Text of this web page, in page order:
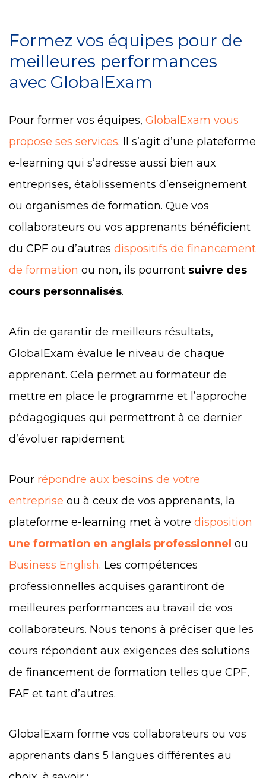
Formez vos équipes pour de
meilleures performances
avec GlobalExam
Pour former vos équipes, GlobalExam vous
propose ses services. Il s’agit d’une plateforme
e-learning qui s’adresse aussi bien aux
entreprises, établissements d’enseignement
ou organismes de formation. Que vos
collaborateurs ou vos apprenants bénéficient
du CPF ou d’autres dispositifs de financement
de formation ou non, ils pourront suivre des
cours personnalisés.
Afin de garantir de meilleurs résultats,
GlobalExam évalue le niveau de chaque
apprenant. Cela permet au formateur de
mettre en place le programme et l’approche
pédagogiques qui permettront à ce dernier
d’évoluer rapidement.
Pour répondre aux besoins de votre
entreprise ou à ceux de vos apprenants, la
plateforme e-learning met à votre disposition
une formation en anglais professionnel ou
Business English. Les compétences
professionnelles acquises garantiront de
meilleures performances au travail de vos
collaborateurs. Nous tenons à préciser que les
cours répondent aux exigences des solutions
de financement de formation telles que CPF,
FAF et tant d’autres.
GlobalExam forme vos collaborateurs ou vos
apprenants dans 5 langues différentes au